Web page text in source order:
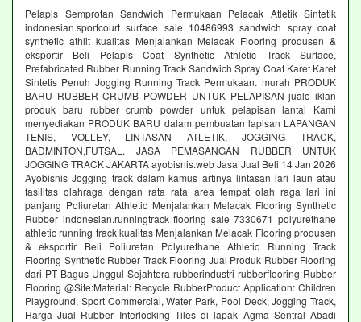
Pelapis Semprotan Sandwich Permukaan Pelacak Atletik Sintetik
indonesian.sportcourt surface sale 10486993 sandwich spray coat
synthetic athlit kualitas Menjalankan Melacak Flooring produsen &
eksportir Beli Pelapis Coat Synthetic Athletic Track Surface,
Prefabricated Rubber Running Track Sandwich Spray Coat Karet Karet
Sintetis Penuh Jogging Running Track Permukaan. murah PRODUK
BARU RUBBER CRUMB POWDER UNTUK PELAPISAN jualo iklan
produk baru rubber crumb powder untuk pelapisan lantai Kami
menyediakan PRODUK BARU dalam pembuatan lapisan LAPANGAN
TENIS, VOLLEY, LINTASAN ATLETIK, JOGGING TRACK,
BADMINTON,FUTSAL. JASA PEMASANGAN RUBBER UNTUK
JOGGING TRACK JAKARTA ayobisnis.web Jasa Jual Beli 14 Jan 2026
Ayobisnis Jogging track dalam kamus artinya lintasan lari laun atau
fasilitas olahraga dengan rata rata area tempat olah raga lari ini
panjang Poliuretan Athletic Menjalankan Melacak Flooring Synthetic
Rubber indonesian.runningtrack flooring sale 7330671 polyurethane
athletic running track kualitas Menjalankan Melacak Flooring produsen
& eksportir Beli Poliuretan Polyurethane Athletic Running Track
Flooring Synthetic Rubber Track Flooring Jual Produk Rubber Flooring
dari PT Bagus Unggul Sejahtera rubberindustri rubberflooring Rubber
Flooring @Site:Material: Recycle RubberProduct Application: Children
Playground, Sport Commercial, Water Park, Pool Deck, Jogging Track,
Harga Jual Rubber Interlocking Tiles di lapak Agma Sentral Abadi